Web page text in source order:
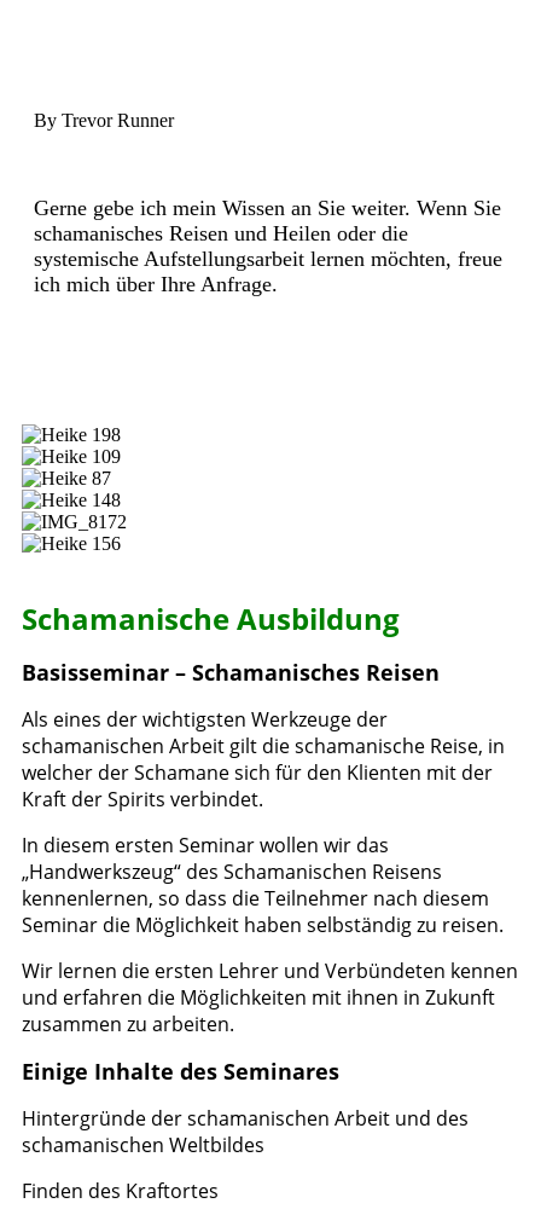
By Trevor Runner
Gerne gebe ich mein Wissen an Sie weiter. Wenn Sie
schamanisches Reisen und Heilen oder die
systemische Aufstellungsarbeit lernen möchten, freue
ich mich über Ihre Anfrage.
Schamanische Ausbildung
Basisseminar – Schamanisches Reisen
Als eines der wichtigsten Werkzeuge der
schamanischen Arbeit gilt die schamanische Reise, in
welcher der Schamane sich für den Klienten mit der
Kraft der Spirits verbindet.
In diesem ersten Seminar wollen wir das
„Handwerkszeug“ des Schamanischen Reisens
kennenlernen, so dass die Teilnehmer nach diesem
Seminar die Möglichkeit haben selbständig zu reisen.
Wir lernen die ersten Lehrer und Verbündeten kennen
und erfahren die Möglichkeiten mit ihnen in Zukunft
zusammen zu arbeiten.
Einige Inhalte des Seminares
Hintergründe der schamanischen Arbeit und des
schamanischen Weltbildes
Finden des Kraftortes